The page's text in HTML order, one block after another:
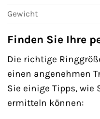
Gewicht
Finden Sie Ihre
Die richtige
einen angenehmen
Sie einige Tipps, wie
ermitteln können: